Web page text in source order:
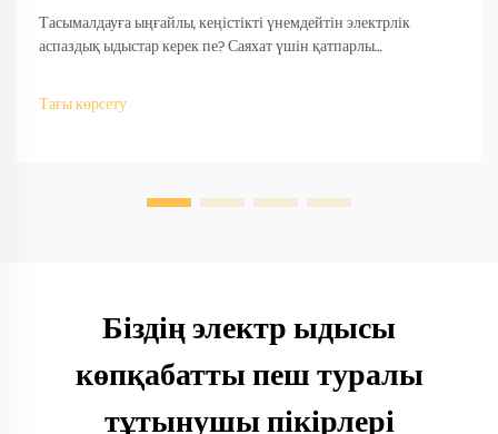
Тасымалдауға ыңғайлы, кеңістікті үнемдейтін электрлік
аспаздық ыдыстар керек пе? Саяхат үшін қатпарлы
OEM/ODM қолдау, жылдам прототиптеу және халықаралық
сәйкестік. Бүгін-ақ сұраныс беріңіз.
Тағы көрсету
Біздің электр ыдысы
көпқабатты пеш туралы
тұтынушы пікірлері